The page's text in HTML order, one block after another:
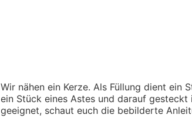
Wir nähen ein Kerze. Als Füllung dient ein
ein Stück eines Astes und darauf
geeignet, schaut euch die bebilderte